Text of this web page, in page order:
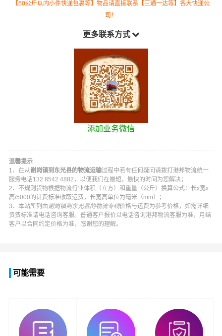
【50公斤以内小件快递包裹等】物品请直接联系【三通一达等】各大快递公
司！
更多联系方式
添加业务微信
温馨提示
1、在从谢岗镇到东光县的物流运输过程中若有任何疑问请拨打 港邦物流统一
服务电话132 8542 4882 ，以便我们在最短，最快的时间为您解决；
2、不规则货物根据物流行业体积（立方）和重量（公斤）换算公式：长x宽x
高/5000的计费标准收取运费，长宽高单位为毫米（mm）；
3、本站所列由 谢岗镇到东光县的物流专线价格与运费为参考价格，如需详细
资费标准请电话咨询客服。普通客户报价以电话咨询港邦物流客服为准，月结
客户以合同约定价格为准，感谢您的理解。
可能需要